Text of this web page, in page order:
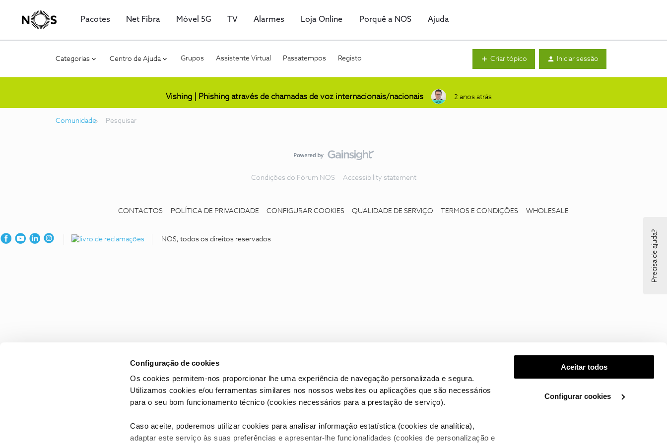
Configuração de cookies
Os cookies permitem-nos proporcionar lhe uma experiência de navegação personalizada e segura.
Utilizamos cookies e/ou ferramentas similares nos nossos websites ou aplicações que são necessários
para o seu bom funcionamento técnico (cookies necessários para a prestação de serviço).
Caso aceite, poderemos utilizar cookies para analisar informação estatística (cookies de analítica),
adaptar este serviço às suas preferências e apresentar-lhe funcionalidades (cookies de personalização e
Aceitar todos
Configurar cookies
Pacotes Net Fibra Móvel 5G TV Alarmes Loja Online Porquê a NOS Ajuda
Categorias Centro de Ajuda Grupos Assistente Virtual Passatempos Registo Criar tópico Iniciar sessão
Vishing | Phishing através de chamadas de voz internacionais/nacionais 2 anos atrás
Comunidade Pesquisar
Condições do Fórum NOS Accessibility statement
CONTACTOS POLÍTICA DE PRIVACIDADE CONFIGURAR COOKIES QUALIDADE DE SERVIÇO TERMOS E CONDIÇÕES WHOLESALE
NOS, todos os direitos reservados Precisa de ajuda?